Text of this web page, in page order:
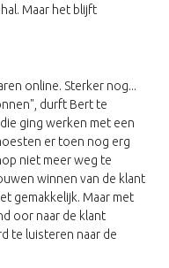
Maar het blijft
online. Sterker nog...
durft Bert te
ging werken met een
er toen nog erg
niet meer weg te
winnen van de klant
gemakkelijk. Maar met
oor naar de klant
te luisteren naar de